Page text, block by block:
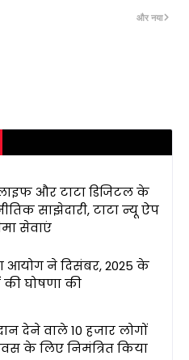
और नया
और टाटा डिजिटल के
साझेदारी, टाटा न्यू ऐप
सेवाएं
आयोग ने दिसंबर, 2025 के
की घोषणा की
देने वाले 10 हजार लोगों
के लिए निमंत्रित किया